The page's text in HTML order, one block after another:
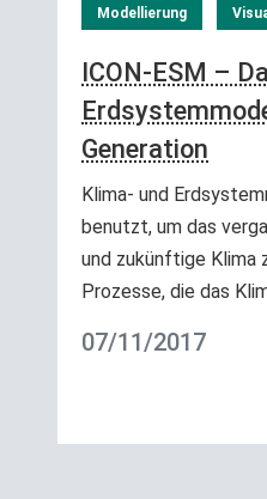
Modellierung
ICON-ESM –
Generation
Klima- und
benutzt, um das
und zukünftige Klima
Prozesse, die das
07/11/2017